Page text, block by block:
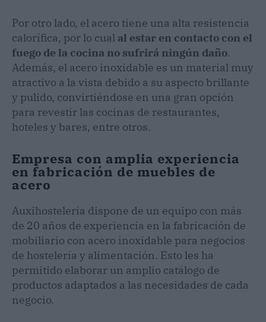
Por otro lado, el acero tiene una alta resistencia
calorífica, por lo cual al estar en contacto con el
fuego de la cocina no sufrirá ningún daño.
Además, el acero inoxidable es un material muy
atractivo a la vista debido a su aspecto brillante
y pulido, convirtiéndose en una gran opción
para revestir las cocinas de restaurantes,
hoteles y bares, entre otros.
Empresa con amplia experiencia
en fabricación de muebles de
acero
Auxihostelería dispone de un equipo con más
de 20 años de experiencia en la fabricación de
mobiliario con acero inoxidable para negocios
de hostelería y alimentación. Esto les ha
permitido elaborar un amplio catálogo de
productos adaptados a las necesidades de cada
negocio.